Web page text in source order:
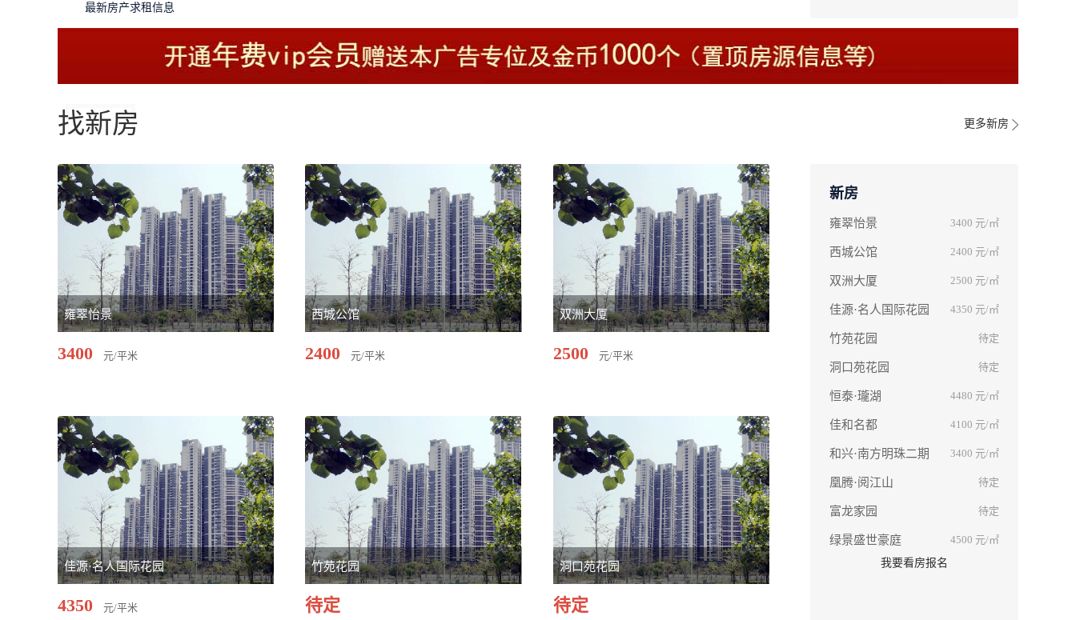
最新房产求租信息
找新房 更多新房
雍翠怡景
3400 元/平米
西城公馆
2400 元/平米
双洲大厦
2500 元/平米
佳源·名人国际花园
4350 元/平米
竹苑花园
待定
洞口苑花园
待定
新房
雍翠怡景 3400 元/㎡
西城公馆 2400 元/㎡
双洲大厦 2500 元/㎡
佳源·名人国际花园 4350 元/㎡
竹苑花园 待定
洞口苑花园 待定
恒泰·瓏湖 4480 元/㎡
佳和名都 4100 元/㎡
和兴·南方明珠二期 3400 元/㎡
凰腾·阅江山 待定
富龙家园 待定
绿景盛世豪庭 4500 元/㎡
我要看房报名